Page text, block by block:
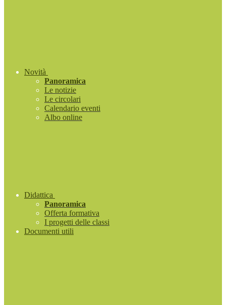
Novità
Panoramica
Le notizie
Le circolari
Calendario eventi
Albo online
Didattica
Panoramica
Offerta formativa
I progetti delle classi
Documenti utili